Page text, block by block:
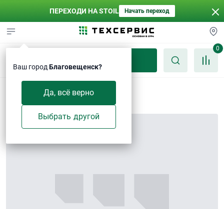
ПЕРЕХОДИ НА STOIL Начать переход
Ваш город Благовещенск?
Да, всё верно
Выбрать другой
0
Поршень